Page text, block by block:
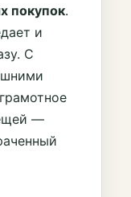
покупок.
и
С
—